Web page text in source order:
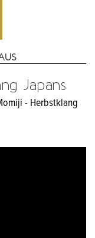
Japans
- Herbstklang